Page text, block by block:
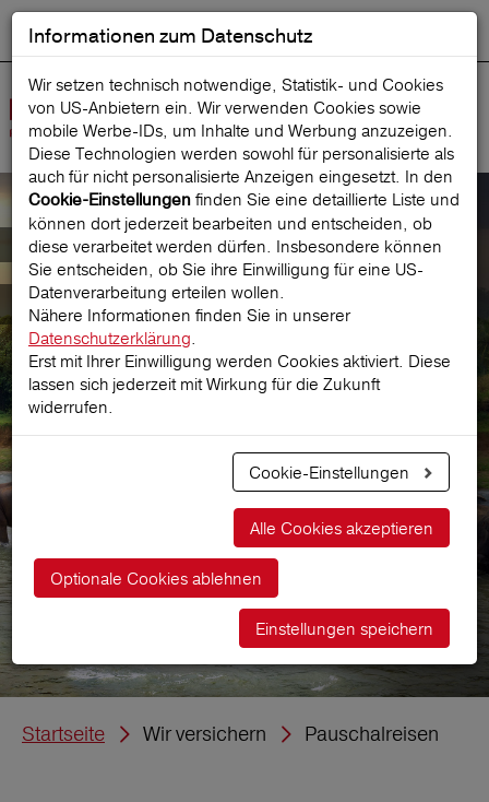
Suche starten
Pauschalreisen
mit Reiseversicherung
Prämie berechnen
Startseite Wir versichern Pauschalreisen
Informationen zum Datenschutz
Wir setzen technisch notwendige, Statistik- und Cookies
von US-Anbietern ein. Wir verwenden Cookies sowie
mobile Werbe‑IDs, um Inhalte und Werbung anzuzeigen.
Diese Technologien werden sowohl für personalisierte als
auch für nicht personalisierte Anzeigen eingesetzt. In den
Cookie-Einstellungen finden Sie eine detaillierte Liste und
können dort jederzeit bearbeiten und entscheiden, ob
diese verarbeitet werden dürfen. Insbesondere können
Sie entscheiden, ob Sie ihre Einwilligung für eine US-
Datenverarbeitung erteilen wollen.
Nähere Informationen finden Sie in unserer
Datenschutzerklärung.
Erst mit Ihrer Einwilligung werden Cookies aktiviert. Diese
lassen sich jederzeit mit Wirkung für die Zukunft
widerrufen.
Cookie-Einstellungen
Alle Cookies akzeptieren
Optionale Cookies ablehnen
Einstellungen speichern